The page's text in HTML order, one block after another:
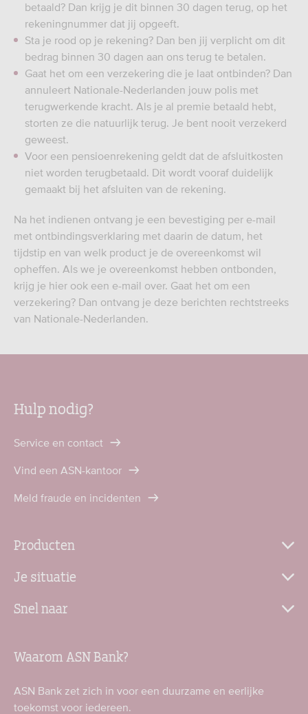
betaald? Dan krijg je dit binnen 30 dagen terug, op het
rekeningnummer dat jij opgeeft.
Sta je rood op je rekening? Dan ben jij verplicht om dit
bedrag binnen 30 dagen aan ons terug te betalen.
Gaat het om een verzekering die je laat ontbinden? Dan
annuleert Nationale-Nederlanden jouw polis met
terugwerkende kracht. Als je al premie betaald hebt,
storten ze die natuurlijk terug. Je bent nooit verzekerd
geweest.
Voor een pensioenrekening geldt dat de afsluitkosten
niet worden terugbetaald. Dit wordt vooraf duidelijk
gemaakt bij het afsluiten van de rekening.
Na het indienen ontvang je een bevestiging per e-mail
met ontbindingsverklaring met daarin de datum, het
tijdstip en van welk product je de overeenkomst wil
opheffen. Als we je overeenkomst hebben ontbonden,
krijg je hier ook een e-mail over. Gaat het om een
verzekering? Dan ontvang je deze berichten rechtstreeks
van Nationale-Nederlanden.
Hulp nodig?
Service en contact
Vind een ASN-kantoor
Meld fraude en incidenten
Producten
Je situatie
Snel naar
Waarom ASN Bank?
ASN Bank zet zich in voor een duurzame en eerlijke
toekomst voor iedereen.